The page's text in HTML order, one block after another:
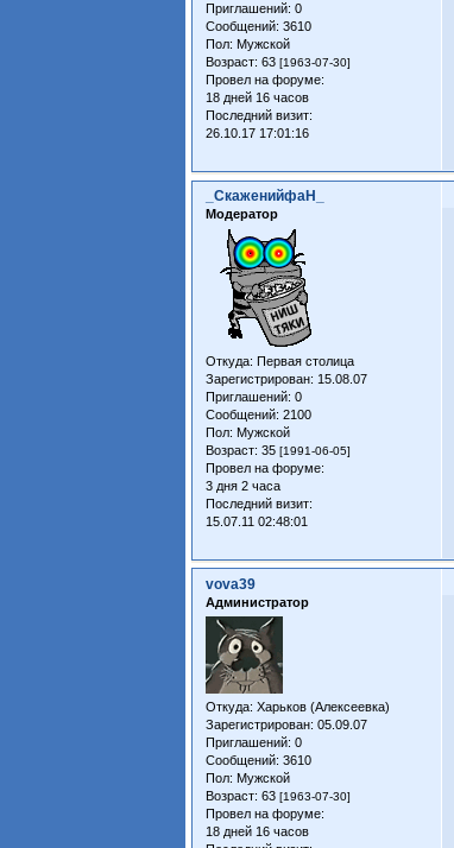
Приглашений: 0
Сообщений: 3610
Пол: Мужской
Возраст: 63[1963-07-30]
Провел на форуме:
18 дней 16 часов
Последний визит:
26.10.17 17:01:16
_СкаженийфаН_
Модератор
Откуда: Первая столица
Зарегистрирован: 15.08.07
Приглашений: 0
Сообщений: 2100
Пол: Мужской
Возраст: 35[1991-06-05]
Провел на форуме:
3 дня 2 часа
Последний визит:
15.07.11 02:48:01
vova39
Администратор
Откуда: Харьков (Алексеевка)
Зарегистрирован: 05.09.07
Приглашений: 0
Сообщений: 3610
Пол: Мужской
Возраст: 63[1963-07-30]
Провел на форуме:
18 дней 16 часов